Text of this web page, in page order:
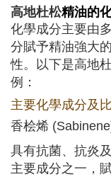
高地杜松精油的
化學成分主要由
分賦予精油強大
性。以下是高地
例：
主要化學成分及
香桧烯
具有抗菌、抗炎
主要成分之一，